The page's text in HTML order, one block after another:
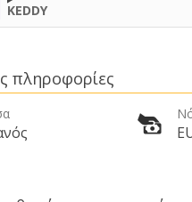
KEDDY
πληροφορίες